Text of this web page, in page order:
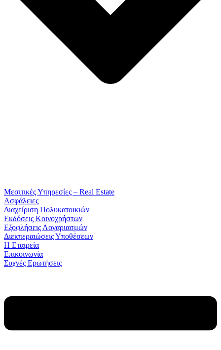
Μεσιτικές Υπηρεσίες – Real Estate
Ασφάλειες
Διαχείριση Πολυκατοικιών
Εκδόσεις Κοινοχρήστων
Εξοφλήσεις Λογαριασμών
Διεκπεραιώσεις Υποθέσεων
Η Εταιρεία
Επικοινωνία
Συχνές Ερωτήσεις